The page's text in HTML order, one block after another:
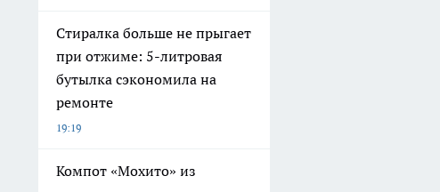
Стиралка больше не прыгает
при отжиме: 5-литровая
бутылка сэкономила на
ремонте
19:19
Компот «Мохито» из